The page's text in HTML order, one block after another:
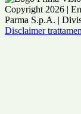
Copyright 2026 |
Parma S.p.A. |
Disclaimer